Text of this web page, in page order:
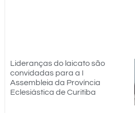
Lideranças do laicato são
convidadas para a I
Assembleia da Província
Eclesiástica de Curitiba